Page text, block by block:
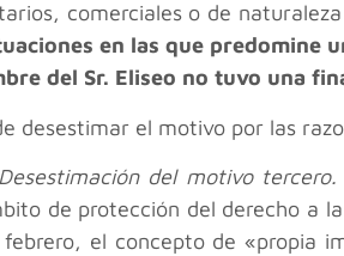
comerciales o de
en las que predomine
del Sr. Eliseo no tuvo una
desestimar el motivo por las
del motivo tercero.
de protección del derecho a
febrero, el concepto de «propia